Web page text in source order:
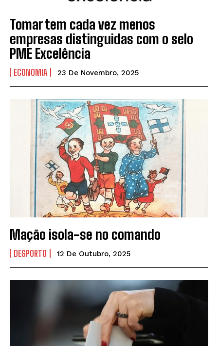
Tomar tem cada vez menos
empresas distinguidas com o selo
PME Excelência
ECONOMIA 23 De Novembro, 2025
Mação isola-se no comando
DESPORTO 12 De Outubro, 2025